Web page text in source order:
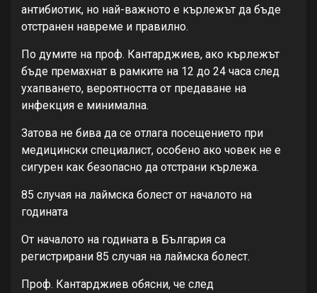
антибиотик, но най-важното е кърлежът да бъде
отстранен навреме и правилно.
По думите на проф. Кантарджиев, ако кърлежът
бъде премахнат в рамките на 12 до 24 часа след
ухапването, вероятността от предаване на
инфекция е минимална.
Затова не бива да се отлага посещението при
медицински специалист, особено ако човек не е
сигурен как безопасно да отстрани кърлежа.
85 случая на лаймска болест от началото на
годината
От началото на годината в България са
регистрирани 85 случая на лаймска болест.
Проф. Кантарджиев обясни, че след